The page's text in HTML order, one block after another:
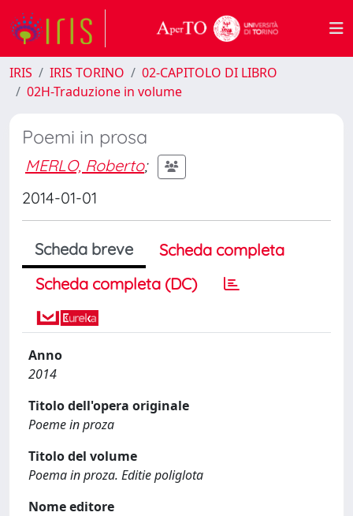
IRIS IRIS TORINO
02-CAPITOLO DI LIBRO
02H-Traduzione in volume
Poemi in prosa
MERLO, Roberto;
2014-01-01
Scheda breve
Scheda completa
Scheda completa (DC)
Anno
2014
Titolo dell'opera originale
Poeme in proza
Titolo del volume
Poema in proza. Editie poliglota
Nome editore